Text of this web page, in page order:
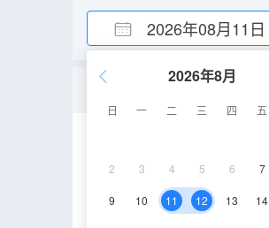
2026年08月11日
2026年8月
日 一 二 三 四 五
2 3 4 5 6 7
9 10 11 12 13 14